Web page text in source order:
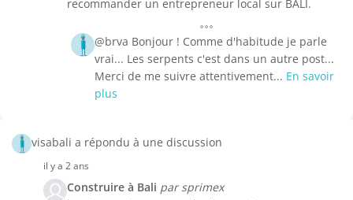
recommander un entrepreneur local sur BALI.
@brva Bonjour ! Comme d'habitude je parle
vrai... Les serpents c'est dans un autre post...
Merci de me suivre attentivement... En savoir
plus
visabali a répondu à une discussion
il y a 2 ans
Construire à Bali par sprimex